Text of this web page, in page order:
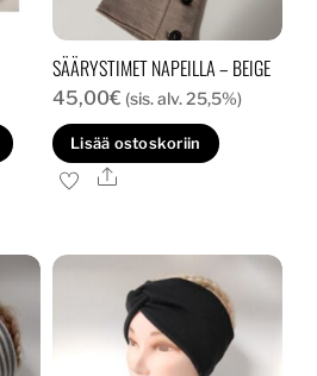
Tällä
tuotteella
muunnelma.
valinnat
SÄÄRYSTIMET NAPEILLA – BEIGE
45,00€ (sis. alv. 25,5%)
Lisää ostoskoriin
Ale